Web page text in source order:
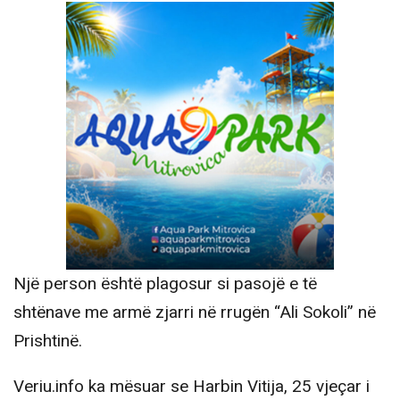
Një person është plagosur si pasojë e të
shtënave me armë zjarri në rrugën “Ali Sokoli” në
Prishtinë.
Veriu.info ka mësuar se Harbin Vitija, 25 vjeçar i